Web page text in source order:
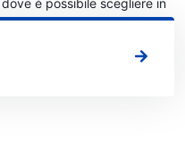
dove è possibile scegliere in
l'auto.